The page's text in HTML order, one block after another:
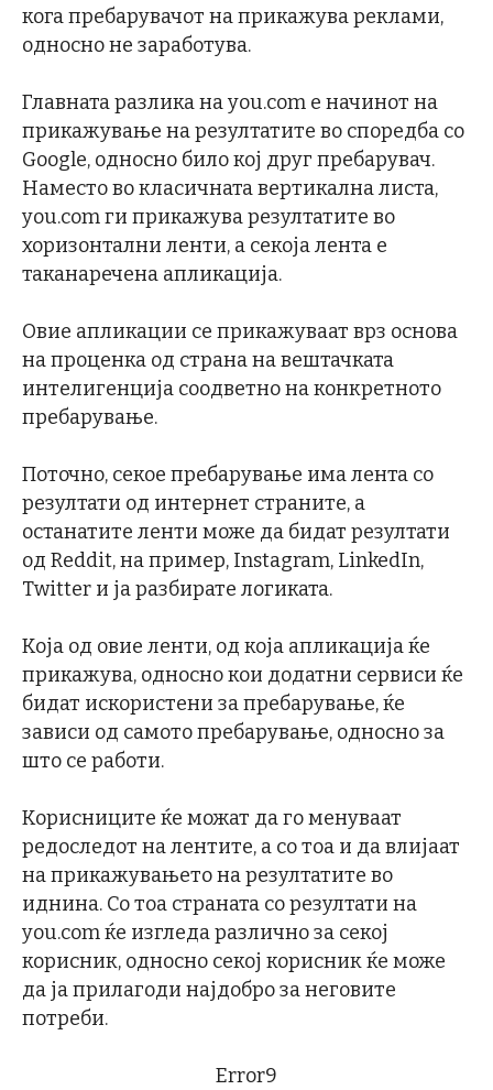
кога пребарувачот на прикажува реклами,
односно не заработува.
Главната разлика на you.com е начинот на
прикажување на резултатите во споредба со
Google, односно било кој друг пребарувач.
Наместо во класичната вертикална листа,
you.com ги прикажува резултатите во
хоризонтални ленти, а секоја лента е
таканаречена апликација.
Овие апликации се прикажуваат врз основа
на проценка од страна на вештачката
интелигенција соодветно на конкретното
пребарување.
Поточно, секое пребарување има лента со
резултати од интернет страните, а
останатите ленти може да бидат резултати
од Reddit, на пример, Instagram, LinkedIn,
Twitter и ја разбирате логиката.
Која од овие ленти, од која апликација ќе
прикажува, односно кои додатни сервиси ќе
бидат искористени за пребарување, ќе
зависи од самото пребарување, односно за
што се работи.
Корисниците ќе можат да го менуваат
редоследот на лентите, а со тоа и да влијаат
на прикажувањето на резултатите во
иднина. Со тоа страната со резултати на
you.com ќе изгледа различно за секој
корисник, односно секој корисник ќе може
да ја прилагоди најдобро за неговите
потреби.
Error9